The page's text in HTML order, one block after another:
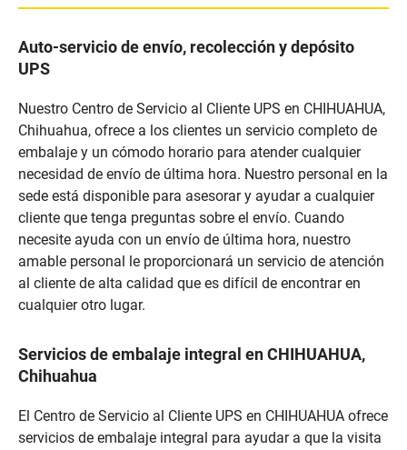
Auto-servicio de envío, recolección y depósito
UPS
Nuestro Centro de Servicio al Cliente UPS en CHIHUAHUA,
Chihuahua, ofrece a los clientes un servicio completo de
embalaje y un cómodo horario para atender cualquier
necesidad de envío de última hora. Nuestro personal en la
sede está disponible para asesorar y ayudar a cualquier
cliente que tenga preguntas sobre el envío. Cuando
necesite ayuda con un envío de última hora, nuestro
amable personal le proporcionará un servicio de atención
al cliente de alta calidad que es difícil de encontrar en
cualquier otro lugar.
Servicios de embalaje integral en CHIHUAHUA,
Chihuahua
El Centro de Servicio al Cliente UPS en CHIHUAHUA ofrece
servicios de embalaje integral para ayudar a que la visita